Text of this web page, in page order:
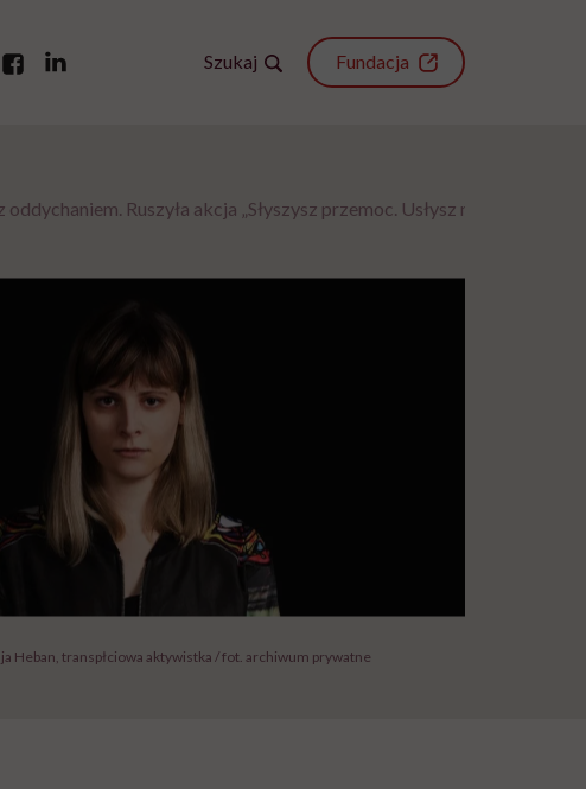
Szukaj Fundacja
Ruszyła akcja „Słyszysz przemoc. Usłysz nas”
Heban, transpłciowa aktywistka / fot. archiwum prywatne